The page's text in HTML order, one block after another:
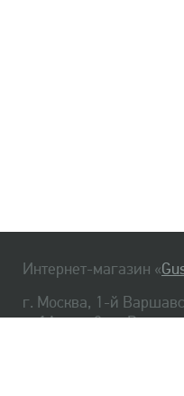
Интернет-магазин «
г. Москва, 1-й
д. 1А, стр. 3, м.